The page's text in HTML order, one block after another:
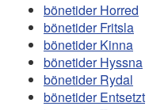
bönetider Horred
bönetider Fritsla
bönetider Kinna
bönetider Hyssna
bönetider Rydal
bönetider Entsetzt